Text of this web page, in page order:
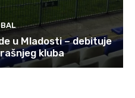
u Mladosti – debituje
kluba